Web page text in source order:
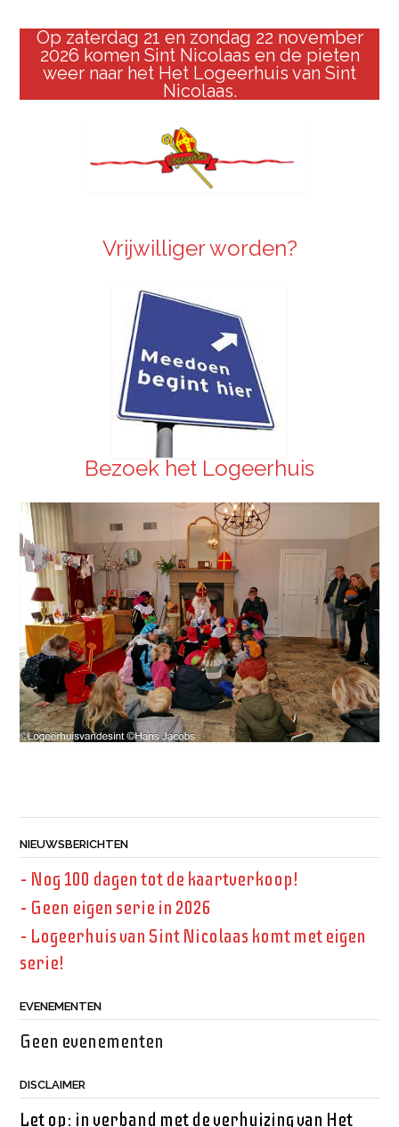
Op zaterdag 21 en zondag 22 november
2026 komen Sint Nicolaas en de pieten
weer naar het Het Logeerhuis van Sint
Nicolaas.
Vrijwilliger worden?
Bezoek het Logeerhuis
NIEUWSBERICHTEN
– Nog 100 dagen tot de kaartverkoop!
– Geen eigen serie in 2026
– Logeerhuis van Sint Nicolaas komt met eigen
serie!
EVENEMENTEN
Geen evenementen
DISCLAIMER
Let op: in verband met de verhuizing van Het